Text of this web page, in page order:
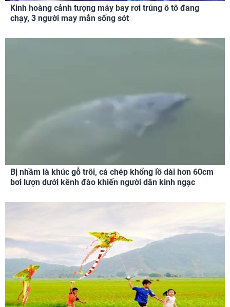
Kinh hoàng cảnh tượng máy bay rơi trúng ô tô đang
chạy, 3 người may mắn sống sót
Bị nhầm là khúc gỗ trôi, cá chép khổng lồ dài hơn 60cm
bơi lượn dưới kênh đào khiến người dân kinh ngạc